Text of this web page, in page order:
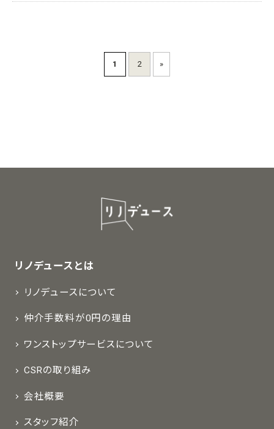
1 2 »
リノデュースとは
リノデュースについて
仲介手数料が0円の理由
ワンストップサービスについて
CSRの取り組み
会社概要
スタッフ紹介